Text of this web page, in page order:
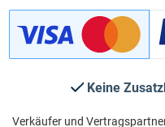
Keine
Verkäufer und